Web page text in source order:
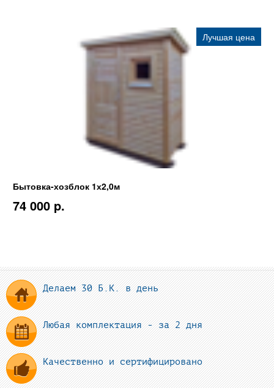
Лучшая цена
Бытовка-хозблок 1х2,0м
74 000 p.
Делаем 30 Б.К. в день
Любая комплектация - за 2 дня
Качественно и сертифицировано